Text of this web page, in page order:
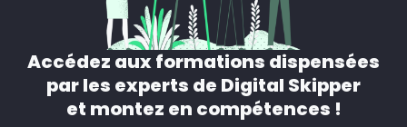
Accédez aux formations dispensées
par les experts de Digital Skipper
et montez en compétences !